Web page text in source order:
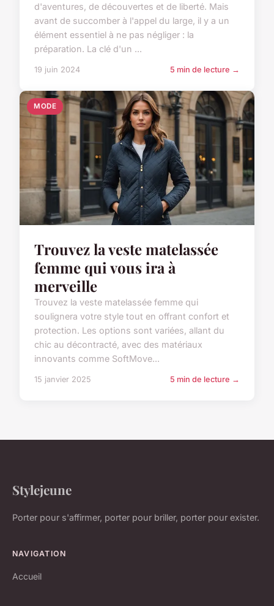
d'aventures, de découvertes et de liberté. Mais
avant de succomber à l'appel du large, il y a un
élément essentiel à ne pas négliger : la
préparation. La clé d'un ...
19 juin 2024 5 min de lecture →
MODE
Trouvez la veste matelassée
femme qui vous ira à
merveille
Trouvez la veste matelassée femme qui
soulignera votre style tout en offrant confort et
protection. Les options sont variées, allant du
chic au décontracté, avec des matériaux
innovants comme SoftMove...
15 janvier 2025 5 min de lecture →
Stylejeune
Porter pour s'affirmer, porter pour briller, porter pour exister.
NAVIGATION
Accueil